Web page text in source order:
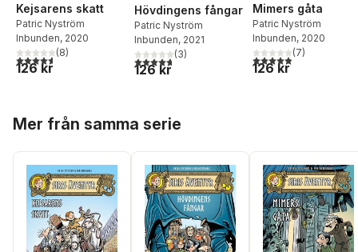
Kejsarens skatt
Patric Nyström
Inbunden, 2020
4,6utav 5 stjärnor. Totalt antal röster:
(8)
126 kr
Hövdingens fångar
Patric Nyström
Inbunden, 2021
4,7utav 5 stjärnor. Totalt antal röster:
(3)
126 kr
Mimers gåta
Patric Nyström
Inbunden, 2020
4,9utav 5 stjärnor.
(7)
126 kr
Mer från samma serie